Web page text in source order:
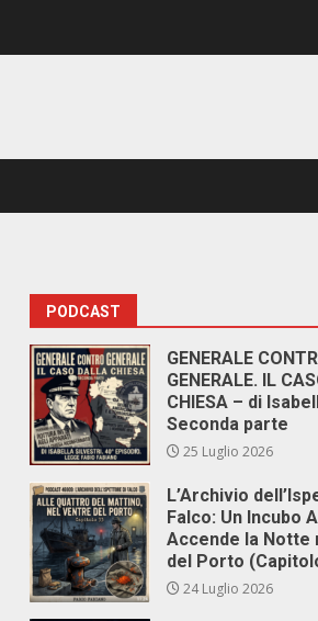
PODCAST
GENERALE
GENERALE. IL
CHIESA – di
Seconda parte
25 Luglio 2026
L’Archivio
Falco: Un Incubo
Accende la Notte
del Porto
24 Luglio 2026